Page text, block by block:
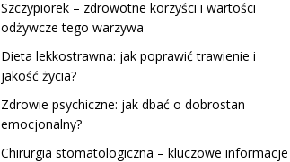
Szczypiorek – zdrowotne korzyści i wartości
odżywcze tego warzywa
Dieta lekkostrawna: jak poprawić trawienie i
jakość życia?
Zdrowie psychiczne: jak dbać o dobrostan
emocjonalny?
Chirurgia stomatologiczna – kluczowe informacje